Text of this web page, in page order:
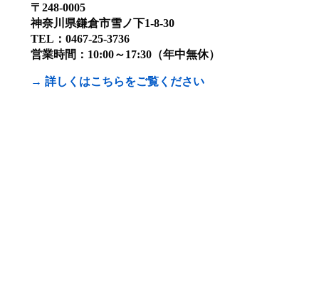
〒248-0005
神奈川県鎌倉市雪ノ下1-8-30
TEL：0467-25-3736
営業時間：10:00～17:30（年中無休）
→ 詳しくはこちらをご覧ください